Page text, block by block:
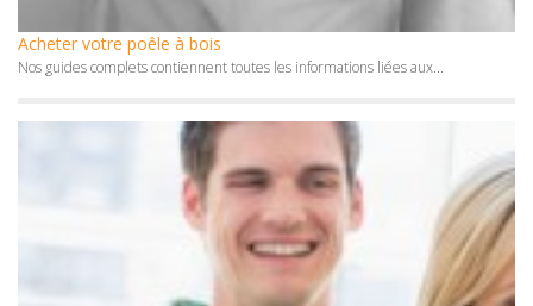
Acheter votre poêle à bois
Nos guides complets contiennent toutes les informations liées aux...